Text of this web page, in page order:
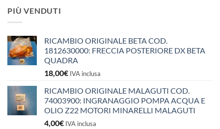
PIÙ VENDUTI
RICAMBIO ORIGINALE BETA COD.
1812630000: FRECCIA POSTERIORE DX BETA
QUADRA
18,00€ IVA inclusa
RICAMBIO ORIGINALE MALAGUTI COD.
74003900: INGRANAGGIO POMPA ACQUA E
OLIO Z22 MOTORI MINARELLI MALAGUTI
4,00€ IVA inclusa